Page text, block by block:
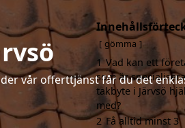
vår offerttjänst får du det
gömma
1 Vad kan ett
som är
takbyte i Järvsö
med?
2 Få alltid minst 3